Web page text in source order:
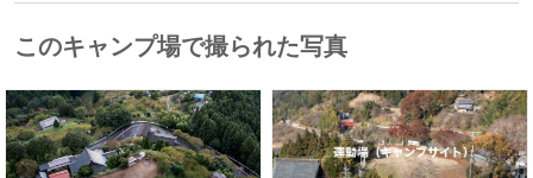
このキャンプ場で撮られた写真